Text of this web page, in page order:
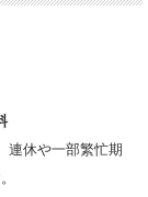
連休や一部繁忙期